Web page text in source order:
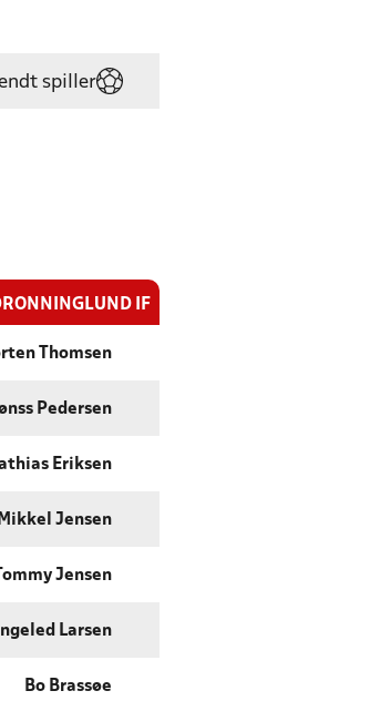
spiller
IF
Thomsen
Pedersen
Eriksen
Mikkel Jensen
Tommy Jensen
Larsen
Bo Brassøe